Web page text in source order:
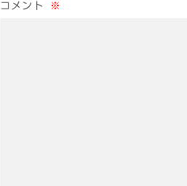
コメント ※